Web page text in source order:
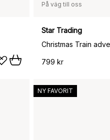
På väg till oss
Star Trading
Christmas Train
799 kr
NY FAVORIT